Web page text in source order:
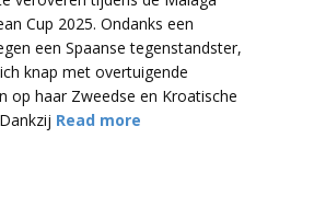
Cup 2025. Ondanks een
een Spaanse tegenstandster,
knap met overtuigende
op haar Zweedse en Kroatische
Read more